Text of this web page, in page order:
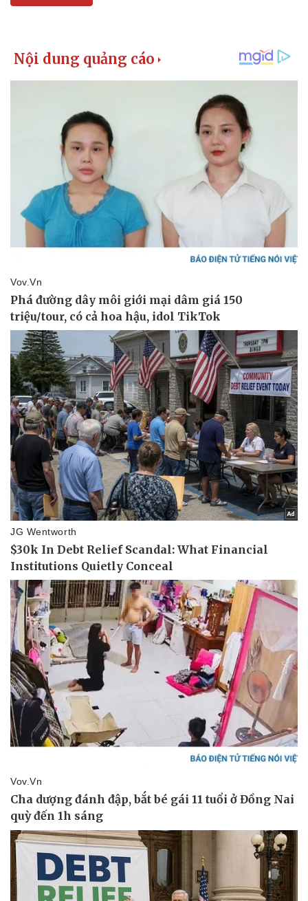
Kinh tế
Bất động sản
Thị trường
Giá vàng
Tiêu dùng
Giá cà phê